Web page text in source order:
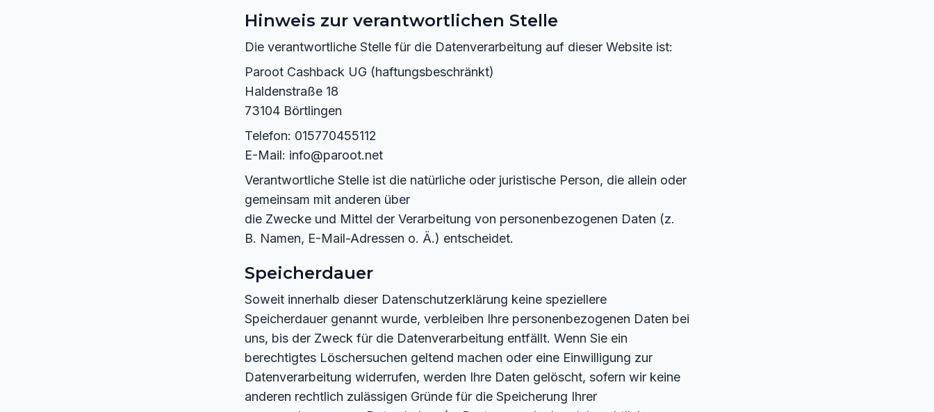
Hinweis zur verantwortlichen Stelle
Die verantwortliche Stelle für die Datenverarbeitung auf dieser Website ist:
Paroot Cashback UG (haftungsbeschränkt)
Haldenstraße 18
73104 Börtlingen
Telefon: 015770455112
E-Mail: info@paroot.net
Verantwortliche Stelle ist die natürliche oder juristische Person, die allein oder
gemeinsam mit anderen über
die Zwecke und Mittel der Verarbeitung von personenbezogenen Daten (z.
B. Namen, E-Mail-Adressen o. Ä.) entscheidet.
Speicherdauer
Soweit innerhalb dieser Datenschutzerklärung keine speziellere
Speicherdauer genannt wurde, verbleiben Ihre personenbezogenen Daten bei
uns, bis der Zweck für die Datenverarbeitung entfällt. Wenn Sie ein
berechtigtes Löschersuchen geltend machen oder eine Einwilligung zur
Datenverarbeitung widerrufen, werden Ihre Daten gelöscht, sofern wir keine
anderen rechtlich zulässigen Gründe für die Speicherung Ihrer